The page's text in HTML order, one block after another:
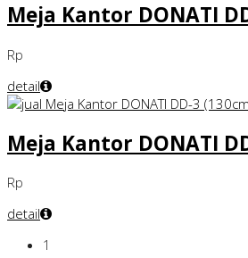
Meja Kantor DONATI
Rp
detail
Meja Kantor DONATI
Rp
detail
1